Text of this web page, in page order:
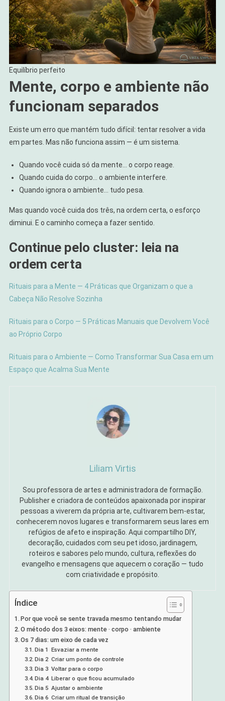
Equilíbrio perfeito
Mente, corpo e ambiente não
funcionam separados
Existe um erro que mantém tudo difícil: tentar resolver a vida
em partes. Mas não funciona assim — é um sistema.
Quando você cuida só da mente… o corpo reage.
Quando cuida do corpo… o ambiente interfere.
Quando ignora o ambiente… tudo pesa.
Mas quando você cuida dos três, na ordem certa, o esforço
diminui. E o caminho começa a fazer sentido.
Continue pelo cluster: leia na
ordem certa
Rituais para a Mente — 4 Práticas que Organizam o que a
Cabeça Não Resolve Sozinha
Rituais para o Corpo — 5 Práticas Manuais que Devolvem Você
ao Próprio Corpo
Rituais para o Ambiente — Como Transformar Sua Casa em um
Espaço que Acalma Sua Mente
Liliam Virtis
Sou professora de artes e administradora de formação.
Publisher e criadora de conteúdos apaixonada por inspirar
pessoas a viverem da própria arte, cultivarem bem-estar,
conhecerem novos lugares e transformarem seus lares em
refúgios de afeto e inspiração. Aqui compartilho DIY,
decoração, cuidados com seu pet idoso, jardinagem,
roteiros e sabores pelo mundo, cultura, reflexões do
evangelho e mensagens que aquecem o coração — tudo
com criatividade e propósito.
Índice
Por que você se sente travada mesmo tentando mudar
O método dos 3 eixos: mente · corpo · ambiente
Os 7 dias: um eixo de cada vez
Dia 1 Esvaziar a mente
Dia 2 Criar um ponto de controle
Dia 3 Voltar para o corpo
Dia 4 Liberar o que ficou acumulado
Dia 5 Ajustar o ambiente
Dia 6 Criar um ritual de transição